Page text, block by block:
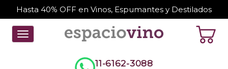
Hasta 40% OFF en Vinos, Espumantes y Destilados
Toggle
navigation
11-6162-3088